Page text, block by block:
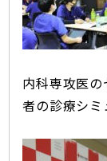
内科専攻医
者の診療シミ